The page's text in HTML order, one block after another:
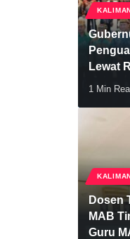
Lewat
1 Min
Dosen
MAB
Guru